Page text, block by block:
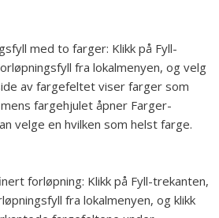
med to farger: Klikk på Fyll-
fra lokalmenyen, og velg
av fargefeltet viser farger som
fargehjulet åpner Farger-
velge en hvilken som helst farge.
forløpning: Klikk på Fyll-trekanten,
fra lokalmenyen, og klikk